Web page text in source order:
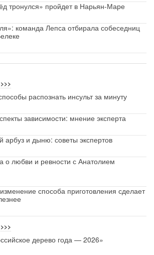
тронулся» пройдет в Нарьян-Маре
команда Лепса отбирала собеседниц
>>>
распознать инсульт за минуту
зависимости: мнение эксперта
арбуз и дыню: советы экспертов
о любви и ревности с Анатолием
способа приготовления сделает
>>>
дерево года — 2026»